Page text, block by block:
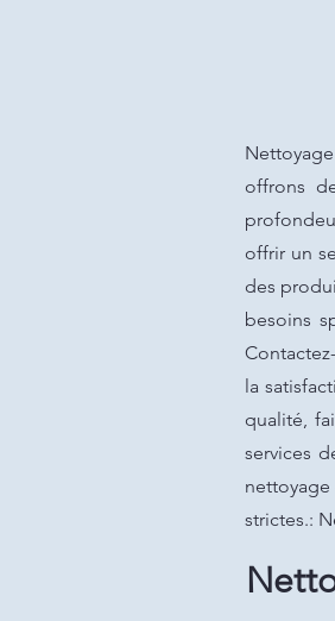
offrons
offrir un
des
besoins
la
qualité,
services
strictes.: